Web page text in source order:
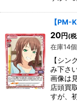
【PM-
20円 (
在庫14個
【シン
み下さ
画像は
店頭買
すが、